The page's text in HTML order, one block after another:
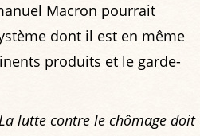
Macron pourrait
dont il est en même
produits et le garde-
lutte contre le chômage doit